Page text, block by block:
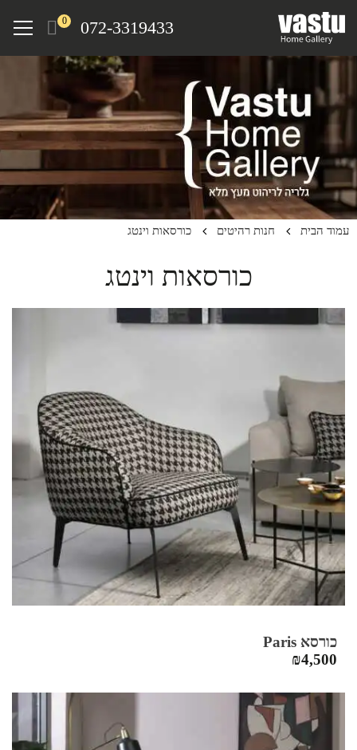
072-3319433
0
Menu
עמוד הבית חנות רהיטים כורסאות וינטג
כורסאות וינטג
כורסא Paris
₪4,500